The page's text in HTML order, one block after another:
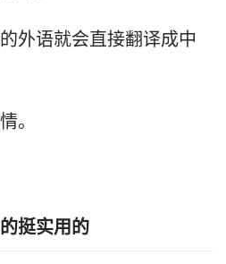
外语就会直接翻译成中
。
挺实用的